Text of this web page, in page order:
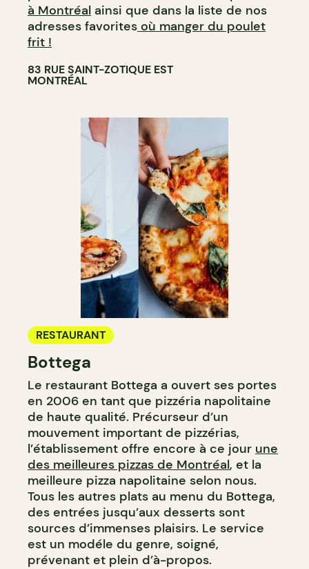
à Montréal ainsi que dans la liste de nos
adresses favorites où manger du poulet
frit !
83 RUE SAINT-ZOTIQUE EST
MONTRÉAL
RESTAURANT
Bottega
Le restaurant Bottega a ouvert ses portes
en 2006 en tant que pizzéria napolitaine
de haute qualité. Précurseur d’un
mouvement important de pizzérias,
l’établissement offre encore à ce jour une
des meilleures pizzas de Montréal, et la
meilleure pizza napolitaine selon nous.
Tous les autres plats au menu du Bottega,
des entrées jusqu’aux desserts sont
sources d’immenses plaisirs. Le service
est un modéle du genre, soigné,
prévenant et plein d’à-propos.